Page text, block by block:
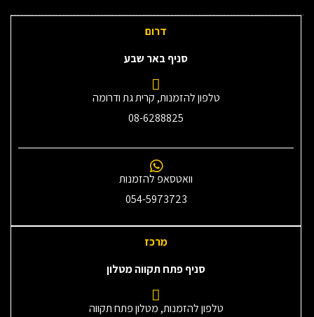
דרום
סניף באר שבע
טלפון להזמנות, קרית גת ודרומה
08-6288825
וואטסאפ להזמנות
054-5973723
מרכז
סניף פתח תקווה מטלון
טלפון להזמנות, מטלון פתח תקווה